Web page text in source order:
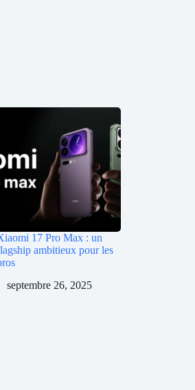
17 Pro Max : un
ambitieux pour les
septembre 26, 2025